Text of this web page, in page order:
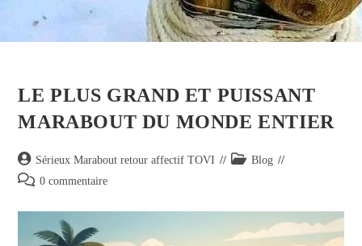
LE PLUS GRAND ET PUISSANT
MARABOUT DU MONDE ENTIER
Sérieux Marabout retour affectif TOVI
Blog
0 commentaire